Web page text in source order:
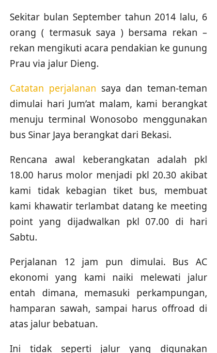
Sekitar bulan September tahun 2014 lalu, 6
orang ( termasuk saya ) bersama rekan –
rekan mengikuti acara pendakian ke gunung
Prau via jalur Dieng.
Catatan perjalanan saya dan teman-teman
dimulai hari Jum’at malam, kami berangkat
menuju terminal Wonosobo menggunakan
bus Sinar Jaya berangkat dari Bekasi.
Rencana awal keberangkatan adalah pkl
18.00 harus molor menjadi pkl 20.30 akibat
kami tidak kebagian tiket bus, membuat
kami khawatir terlambat datang ke meeting
point yang dijadwalkan pkl 07.00 di hari
Sabtu.
Perjalanan 12 jam pun dimulai. Bus AC
ekonomi yang kami naiki melewati jalur
entah dimana, memasuki perkampungan,
hamparan sawah, sampai harus offroad di
atas jalur bebatuan.
Ini tidak seperti jalur yang digunakan